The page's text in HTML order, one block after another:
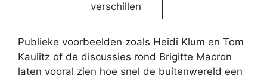
verschillen
Publieke voorbeelden zoals Heidi Klum en Tom
Kaulitz of de discussies rond Brigitte Macron
laten vooral zien hoe snel de buitenwereld een